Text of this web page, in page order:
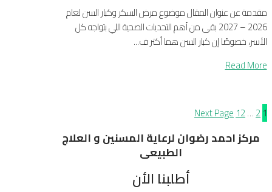
مقدمة عن عنوان المقال موضوع مرض السكر وكبار السن لعام
2026 – 2027 بقى من أهم التحديات الصحية اللي بتواجه كل
الأسر، خصوصًا إن كبار السن هما أكتر ف...
Read More
1
2
…
12
Next Page
مركز احمد رضوان لرعاية المسنين و العلاج
الطبيعى
أطلبنا الأن